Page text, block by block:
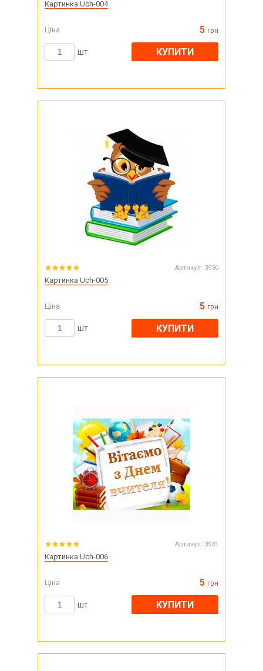
Картинка Uch-004
Ціна 5 грн
шт КУПИТИ
Артикул: 3930
Картинка Uch-005
Ціна 5 грн
шт КУПИТИ
Артикул: 3931
Картинка Uch-006
Ціна 5 грн
шт КУПИТИ